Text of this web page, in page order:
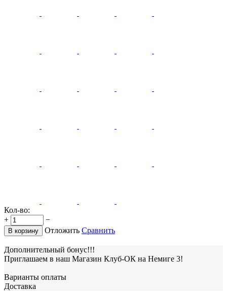
Кол-во:
+
−
В корзину Отложить Сравнить
Дополнительный бонус!!!
Приглашаем в наш Магазин Клуб-ОК на Немиге 3!
Варианты оплаты
Доставка